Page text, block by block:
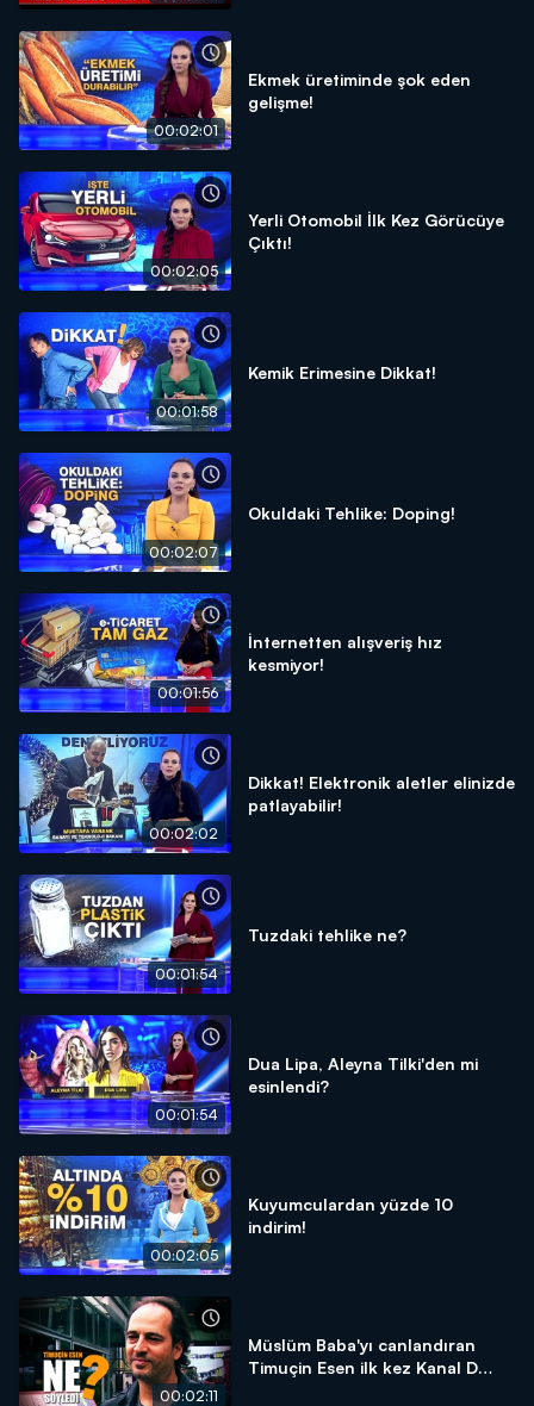
00:02:01
Ekmek üretiminde şok eden
gelişme!
00:02:05
Yerli Otomobil İlk Kez Görücüye
Çıktı!
00:01:58
Kemik Erimesine Dikkat!
00:02:07
Okuldaki Tehlike: Doping!
00:01:56
İnternetten alışveriş hız
kesmiyor!
00:02:02
Dikkat! Elektronik aletler elinizde
patlayabilir!
00:01:54
Tuzdaki tehlike ne?
00:01:54
Dua Lipa, Aleyna Tilki'den mi
esinlendi?
00:02:05
Kuyumculardan yüzde 10
indirim!
00:02:11
Müslüm Baba'yı canlandıran
Timuçin Esen ilk kez Kanal D